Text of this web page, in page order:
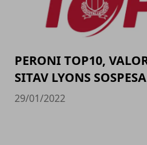
PERONI TOP10,
SITAV LYONS
29/01/2022